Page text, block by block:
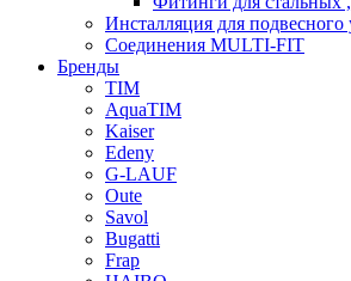
Инсталляция для подвесного
Соединения MULTI-FIT
Бренды
TIM
AquaTIM
Kaiser
Edeny
G-LAUF
Oute
Savol
Bugatti
Frap